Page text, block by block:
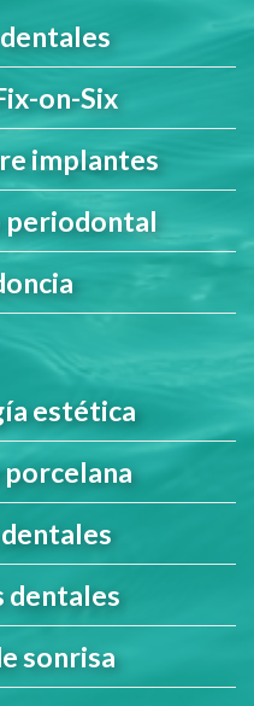
on-Six
implantes
estética
dentales
sonrisa